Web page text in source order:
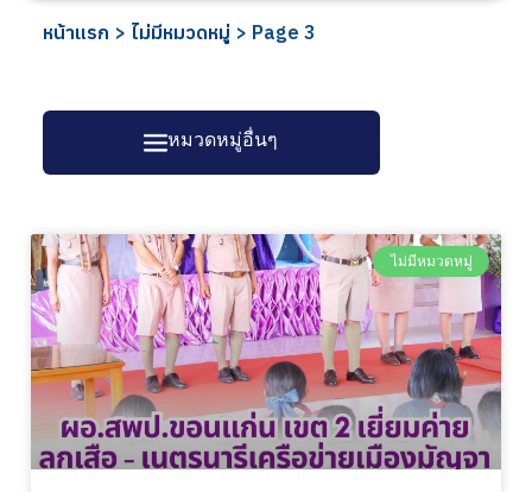
หน้าแรก > ไม่มีหมวดหมู่ > Page 3
หมวดหมู่อื่นๆ
ไม่มีหมวดหมู่